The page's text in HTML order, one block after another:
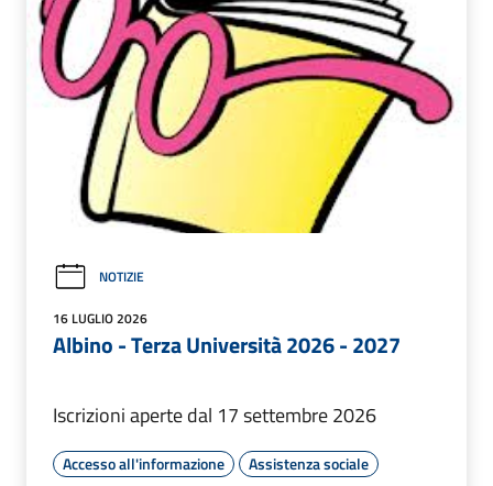
NOTIZIE
16 LUGLIO 2026
Albino - Terza Università 2026 - 2027
Iscrizioni aperte dal 17 settembre 2026
Accesso all'informazione
Assistenza sociale